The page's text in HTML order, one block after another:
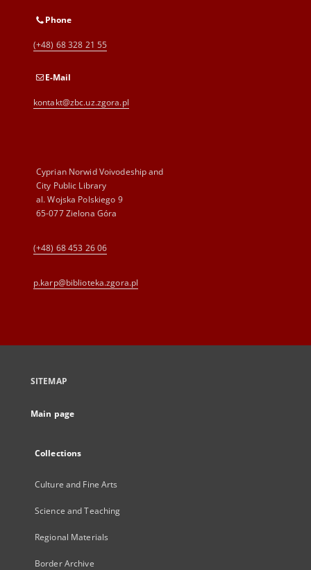
Phone
(+48) 68 328 21 55
E-Mail
kontakt@zbc.uz.zgora.pl
Cyprian Norwid Voivodeship and
City Public Library
al. Wojska Polskiego 9
65-077 Zielona Góra
(+48) 68 453 26 06
p.karp@biblioteka.zgora.pl
SITEMAP
Main page
Collections
Culture and Fine Arts
Science and Teaching
Regional Materials
Border Archive